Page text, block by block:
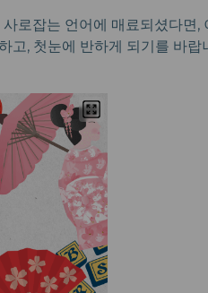
로잡는 언어에 매료되셨다면,
고, 첫눈에 반하게 되기를 바랍